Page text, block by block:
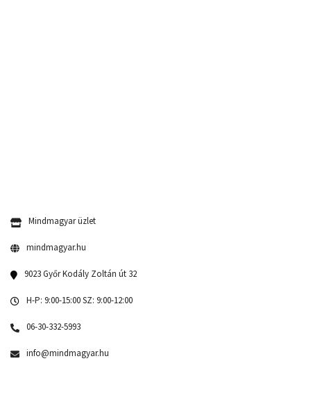
Mindmagyar üzlet
mindmagyar.hu
9023 Győr Kodály Zoltán út 32
H-P: 9:00-15:00 SZ: 9:00-12:00
06-30-332-5993
info@mindmagyar.hu